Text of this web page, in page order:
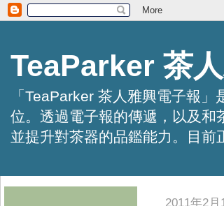
TeaParker 茶
「TeaParker 茶人雅興電子報
位。透過電子報的傳遞，以及
並提升對茶器的品鑑能力。目
2011年2月